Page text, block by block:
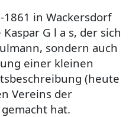
in Wackersdorf
G l a s, der sich
sondern auch
einer kleinen
(heute
Vereins der
hat.